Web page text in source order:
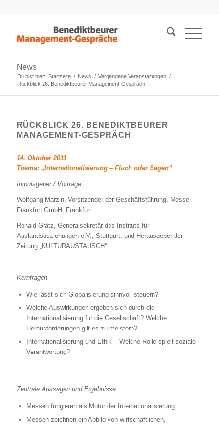
News
Du bist hier: Startseite / News / Vergangene Veranstaltungen /
Rückblick 26. Benediktbeurer Management-Gespräch
RÜCKBLICK 26. BENEDIKTBEURER
MANAGEMENT-GESPRÄCH
14. Oktober 2011
Thema: „Internationalisierung – Fluch oder Segen“
Impulsgeber / Vorträge
Wolfgang Marzin, Vorsitzender der Geschäftsführung, Messe
Frankfurt GmbH, Frankfurt
Ronald Grätz, Generalsekretär des Instituts für
Auslandsbeziehungen e.V., Stuttgart, und Herausgeber der
Zeitung „KULTURAUSTAUSCH“
Kernfragen
Wie lässt sich Globalisierung sinnvoll steuern?
Welche Auswirkungen ergeben sich durch die
Internationalisierung für die Gesellschaft? Welche
Herausforderungen gilt es zu meistern?
Internationalisierung und Ethik – Welche Rolle spielt soziale
Verantwortung?
Zentrale Aussagen und Ergebnisse
Messen fungieren als Motor der Internationalisierung
Messen zeichnen ein Abbild von wirtschaftlichen,